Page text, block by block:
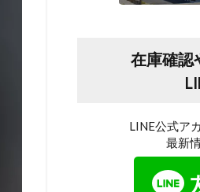
在庫確認
LINE公式ア
最新